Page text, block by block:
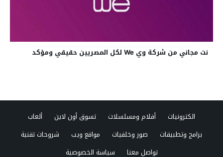
نت مجاني من شركة وي We لكل المصريين حقيقي ومؤكد
الكترونيات أفلام ومسلسلات تسوق أون لاين
ألعاب
برامج وتطبيقات
صور وخلفيات مواقع ويب
شروحات تقنية
تواصل معنا
سياسة الخصوصية